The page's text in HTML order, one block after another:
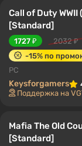
Call of Duty
[Standard]
1727 ₽ 2032 ₽
-15% по
PC
Keysforgamers
Поддержка на
Mafia The Old
[Standard]